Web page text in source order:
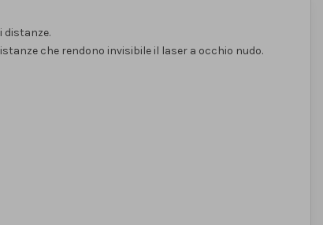
distanze.
che rendono invisibile il laser a occhio nudo.